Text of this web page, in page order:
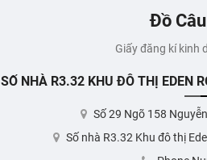
Đồ
Giấy đăng kí kinh
SỐ NHÀ R3.32 KHU ĐÔ THỊ EDEN
Số 29 Ngõ 158
Số nhà R3.32 Khu đô thị